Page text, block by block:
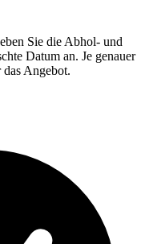
Sie die Abhol- und
Datum an. Je genauer
Angebot.